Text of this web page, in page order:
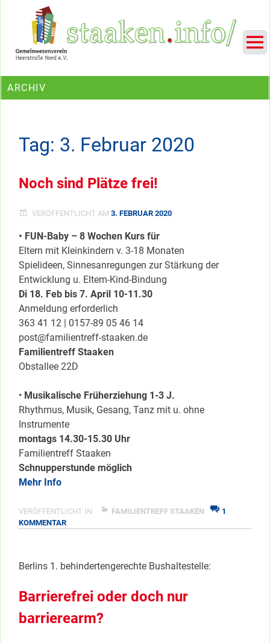
Ein Projekt des Gemeinwesenvereins Heerstraße Nord
ARCHIV
Tag: 3. Februar 2020
Noch sind Plätze frei!
VERÖFFENTLICHT AM 3. FEBRUAR 2020
• FUN-Baby – 8 Wochen Kurs für
Eltern mit Kleinkindern v. 3-18 Monaten
Spielideen, Sinnesanregungen zur Stärkung der
Entwicklung u. Eltern-Kind-Bindung
Di 18. Feb bis 7. April 10-11.30
Anmeldung erforderlich
363 41 12 | 0157-89 05 46 14
post@familientreff-staaken.de
Familientreff Staaken
Obstallee 22D
• Musikalische Früherziehung 1-3 J.
Rhythmus, Musik, Gesang, Tanz mit u. ohne
Instrumente
montags 14.30-15.30 Uhr
Familientreff Staaken
Schnupperstunde möglich
Mehr Info
VERÖFFENTLICHT IN FAMILIENTREFF STAAKEN
1
KOMMENTARZU
FREI!
Berlins 1. behindertengerechte Bushaltestelle:
Barrierefrei oder doch nur
barrierearm?